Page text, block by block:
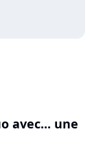
avec... une